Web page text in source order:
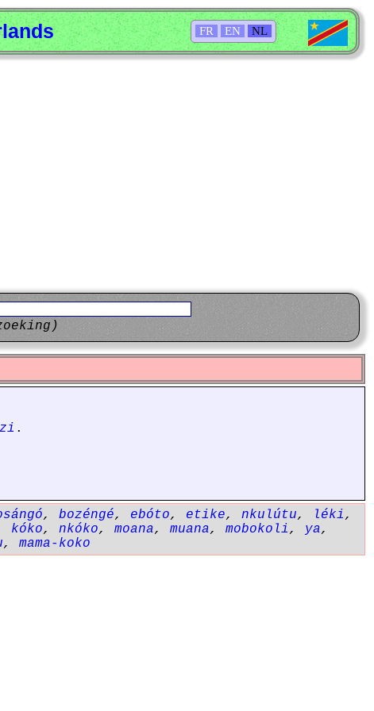
FR EN NL
.
, bozéngé, ebóto, etike, nkulútu, léki,
kóko, nkóko, moana, muana, mobokoli, ya,
, mama-koko